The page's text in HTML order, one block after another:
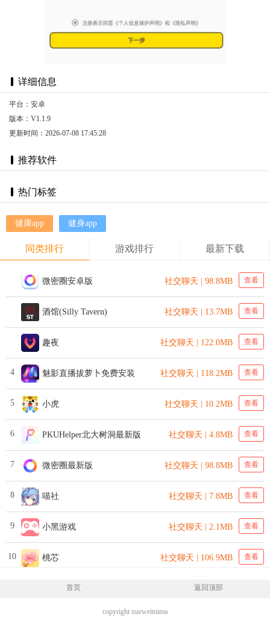
详细信息
平台：安卓
版本：V1.1.9
更新时间：2026-07-08 17:45:28
推荐软件
热门标签
健康app 健身app
同类排行 游戏排行 最新下载
微密圈安卓版 社交聊天 | 98.8MB 查看
酒馆(Silly Tavern) 社交聊天 | 13.7MB 查看
趣夜 社交聊天 | 122.0MB 查看
4 魅影直播拔萝卜免费安装 社交聊天 | 118.2MB 查看
5 小虎 社交聊天 | 10.2MB 查看
6 PKUHelper北大树洞最新版 社交聊天 | 4.8MB 查看
7 微密圈最新版 社交聊天 | 98.8MB 查看
8 喵社 社交聊天 | 7.8MB 查看
9 小黑游戏 社交聊天 | 2.1MB 查看
10 桃芯 社交聊天 | 106.9MB 查看
首页 返回顶部
copyright xueweimima